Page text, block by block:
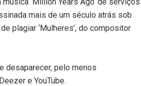
mais de um século atrás sob
plagiar ‘Mulheres’, do compositor
desaparecer, pelo menos
e YouTube.